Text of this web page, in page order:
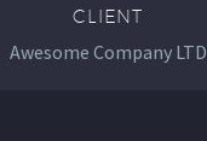
CLIENT
Awesome Company LTD